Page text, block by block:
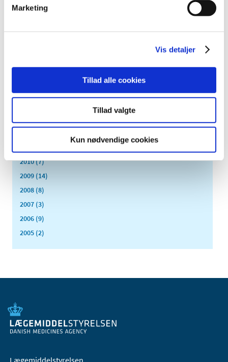
Marketing
Vis detaljer
Tillad alle cookies
Tillad valgte
Kun nødvendige cookies
februar (12)
2019 (159)
2010 (7)
2009 (14)
2008 (8)
2007 (3)
2006 (9)
2005 (2)
Lægemiddelstyrelsen